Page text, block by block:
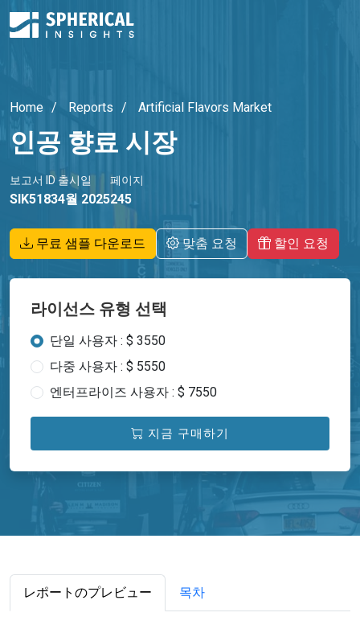
Home Reports Artificial Flavors Market
인공 향료 시장
보고서 ID
SIK5183
출시일
4월 2025
페이지
245
무료 샘플 다운로드 맞춤 요청 할인 요청
라이선스 유형 선택
단일 사용자 : $ 3550
다중 사용자 : $ 5550
엔터프라이즈 사용자 : $ 7550
지금 구매하기
レポートのプレビュー 목차